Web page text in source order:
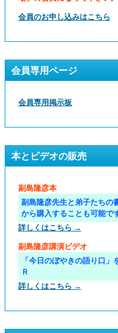
会員のお申し込みはこちら
会員専用ページ
会員専用掲示板
本とビデオの販売
副島隆彦本
副島隆彦先生と弟子たちの
から購入することも可能です
詳しくはこちら →
副島隆彦講演ビデオ
「今日のぼやきの語り口
Ｒ
詳しくはこちら →